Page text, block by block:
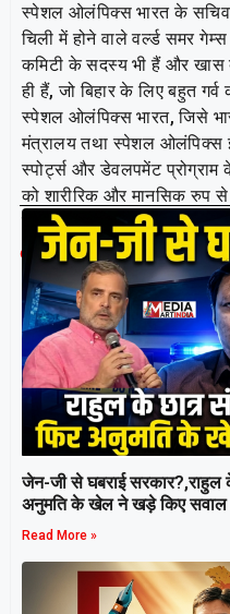
स्पेशल ओलंपिक्स भारत के
चिली में होने वाले वर्ल्ड समर
कमिटी के सदस्य भी हैं और खास
ही हैं, जो बिहार के लिए बहुत गर्व
स्पेशल ओलंपिक्स भारत, जिसे
मंत्रालय तथा स्पेशल ओलंपिक्स
स्पोर्ट्स और डेवलपमेंट प्रोग्राम
को शारीरिक और मानसिक रुप
समर्पित है।
Related Post
जेन-जी से घबराई सरकार?,राहुल
अनुमति के खेल ने खड़े किए सवाल
Read More »